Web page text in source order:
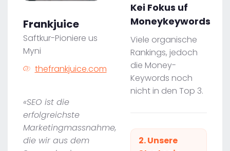
Frankjuice
Saftkur-Pioniere us
Myni
thefrankjuice.com
«SEO ist die
erfolgreichste
Marketingmassnahme,
die wir aus dem
Kei Fokus uf
Moneykeywords
Viele organische
Rankings, jedoch
die Money-
Keywords noch
nicht in den Top 3.
2. Unsere